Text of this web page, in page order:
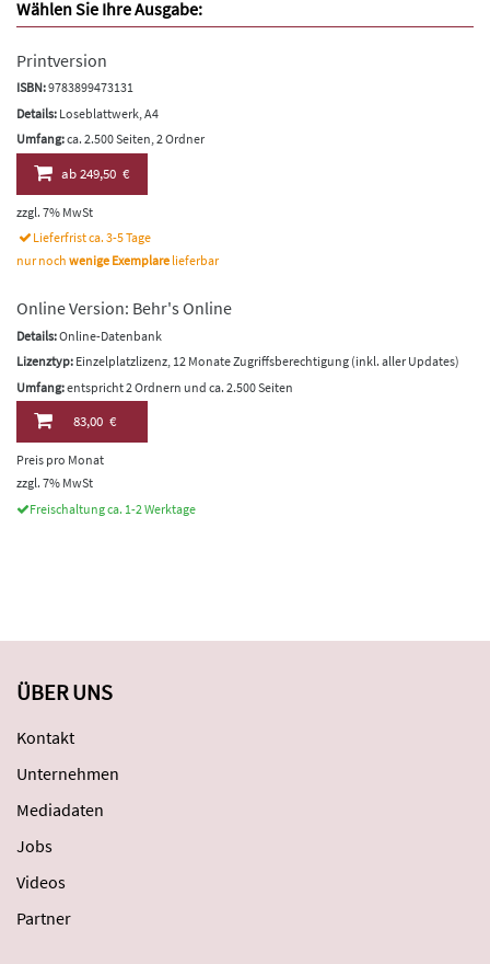
Wählen Sie Ihre Ausgabe:
Printversion
ISBN:9783899473131
Details: Loseblattwerk, A4
Umfang:ca. 2.500 Seiten, 2 Ordner
ab249,50 €
zzgl. 7% MwSt
Lieferfrist ca. 3-5 Tage
nur noch wenige Exemplare lieferbar
Online Version: Behr's Online
Details:Online-Datenbank
Lizenztyp: Einzelplatzlizenz, 12 Monate Zugriffsberechtigung (inkl. aller Updates)
Umfang:entspricht 2 Ordnern und ca. 2.500 Seiten
83,00 €
Preis pro Monat
zzgl. 7% MwSt
Freischaltung ca. 1-2 Werktage
ÜBER UNS
Kontakt
Unternehmen
Mediadaten
Jobs
Videos
Partner